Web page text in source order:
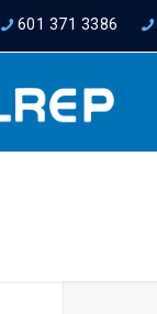
601 371 3386